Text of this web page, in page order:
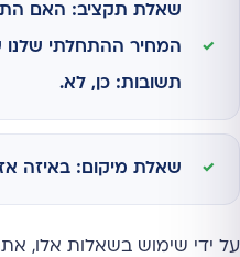
שאלת תקציב: האם
המחיר ההתחלתי שלנו
תשובות: כן, לא.
שאלת מיקום: באיזה
על ידי שימוש בשאלות אלו,